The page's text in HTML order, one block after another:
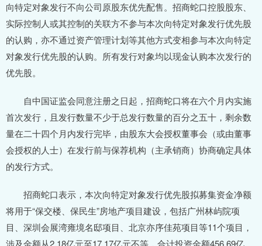
向特定对象发行不向公司原股东优先配售。招商蛇口控股股东、
实际控制人或其控制的关联方不参与本次向特定对象发行优先股
的认购，亦不通过资产管理计划等其他方式变相参与本次向特定
对象发行优先股的认购。所有发行对象均以现金认购本次发行的
优先股。
自中国证监会同意注册之日起，招商蛇口将在六个月内实施
首次发行，且发行数量不少于总发行数量的百分之五十，剩余数
量在二十四个月内发行完毕，由股东大会授权董事会（或由董事
会授权的人士）在发行前与保荐机构（主承销商）协商确定具体
的发行方式。
招商蛇口表示，本次向特定对象发行优先股拟募集资金净额
将用于“保交楼、保民生”房地产项目建设，包括广州林屿院项
目、深圳会展湾雍境名邸项目、北京亦序佳苑项目等11个项目，